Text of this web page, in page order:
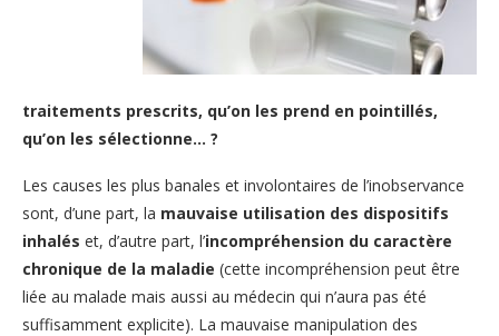
traitements prescrits, qu’on les prend en pointillés,
qu’on les sélectionne… ?
Les causes les plus banales et involontaires de l’inobservance
sont, d’une part, la mauvaise utilisation des dispositifs
inhalés et, d’autre part, l’incompréhension du caractère
chronique de la maladie (cette incompréhension peut être
liée au malade mais aussi au médecin qui n’aura pas été
suffisamment explicite). La mauvaise manipulation des